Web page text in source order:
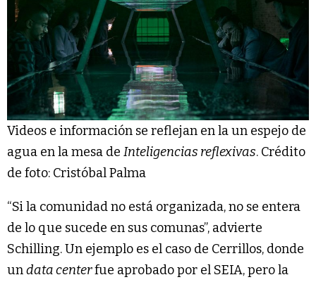
Videos e información se reflejan en la un espejo de
agua en la mesa de Inteligencias reflexivas. Crédito
de foto: Cristóbal Palma
“Si la comunidad no está organizada, no se entera
de lo que sucede en sus comunas”, advierte
Schilling. Un ejemplo es el caso de Cerrillos, donde
undata centerfue aprobado por el SEIA, pero la